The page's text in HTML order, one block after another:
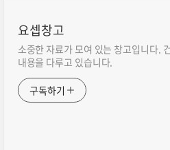
요셉창고
소중한 자료가 모여 있는 창고입니다.
내용을 다루고 있습니다.
구독하기